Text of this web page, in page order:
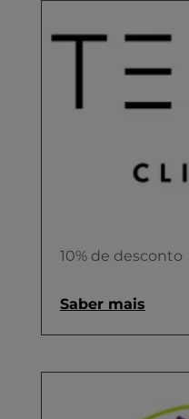
10% de desconto
Saber mais